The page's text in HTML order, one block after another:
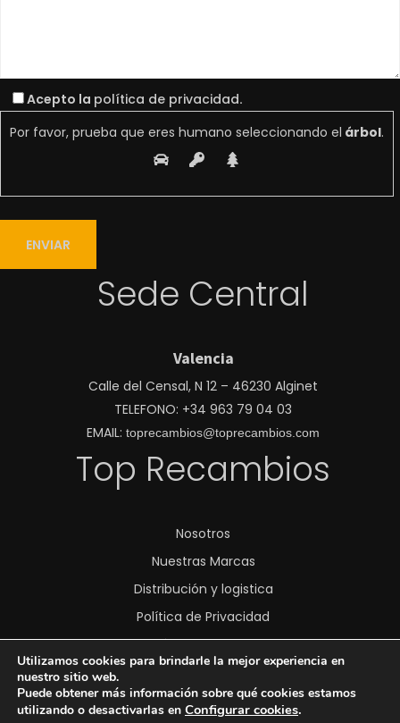
Acepto la política de privacidad.
Por favor, prueba que eres humano seleccionando el árbol.
Sede Central
Valencia
Calle del Censal, N 12 – 46230 Alginet
TELEFONO: +34 963 79 04 03
EMAIL:toprecambios@toprecambios.com
Top Recambios
Nosotros
Nuestras Marcas
Distribución y logistica
Política de Privacidad
Política de Cookies
Transparencia
Aviso Legal
Utilizamos cookies para brindarle la mejor experiencia en
nuestro sitio web.
Puede obtener más información sobre qué cookies estamos
utilizando o desactivarlas en Configurar cookies.